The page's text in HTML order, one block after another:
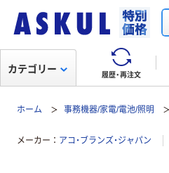
履歴・再注文
カテゴリー
ホーム 事務機器/家電/電池/照明
メーカー アコ・ブランズ・ジャパン